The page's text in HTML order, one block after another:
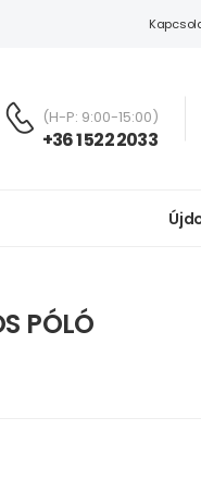
(H-P: 9:00-15:00)
+36 1 522 2033
PÓLÓ